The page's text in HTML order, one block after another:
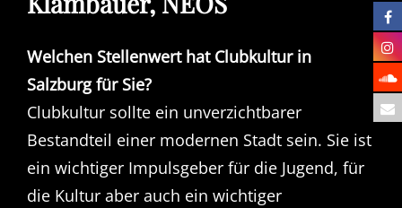
Welchen Stellenwert hat Clubkultur in
Salzburg für Sie?
Clubkultur sollte ein unverzichtbarer
Bestandteil einer modernen Stadt sein. Sie ist
ein wichtiger Impulsgeber für die Jugend, für
die Kultur aber auch ein wichtiger